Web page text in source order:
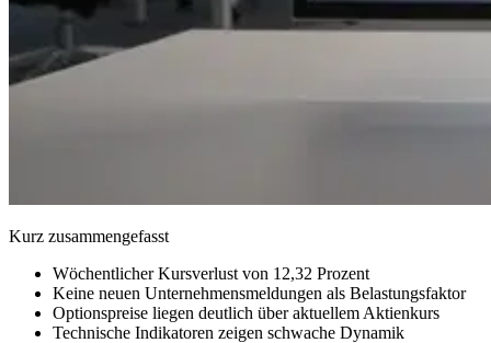
Kurz zusammengefasst
Wöchentlicher Kursverlust von 12,32 Prozent
Keine neuen Unternehmensmeldungen als Belastungsfaktor
Optionspreise liegen deutlich über aktuellem Aktienkurs
Technische Indikatoren zeigen schwache Dynamik